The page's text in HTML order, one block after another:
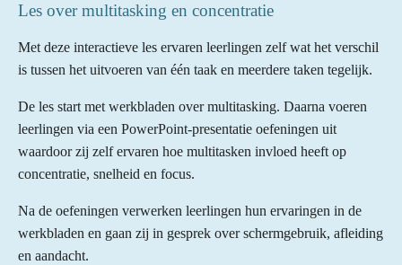
Les over multitasking en concentratie
Met deze interactieve les ervaren leerlingen zelf wat het verschil
is tussen het uitvoeren van één taak en meerdere taken tegelijk.
De les start met werkbladen over multitasking. Daarna voeren
leerlingen via een PowerPoint-presentatie oefeningen uit
waardoor zij zelf ervaren hoe multitasken invloed heeft op
concentratie, snelheid en focus.
Na de oefeningen verwerken leerlingen hun ervaringen in de
werkbladen en gaan zij in gesprek over schermgebruik, afleiding
en aandacht.